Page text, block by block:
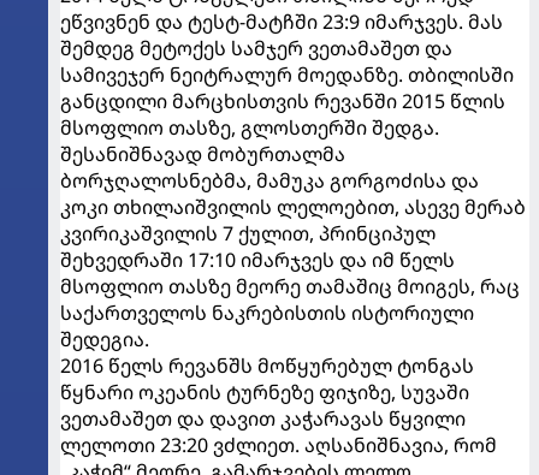
ეწვივნენ და ტესტ-მატჩში 23:9 იმარჯვეს. მას
შემდეგ მეტოქეს სამჯერ ვეთამაშეთ და
სამივეჯერ ნეიტრალურ მოედანზე. თბილისში
განცდილი მარცხისთვის რევანში 2015 წლის
მსოფლიო თასზე, გლოსთერში შედგა.
შესანიშნავად მობურთალმა
ბორჯღალოსნებმა, მამუკა გორგოძისა და
კოკი თხილაიშვილის ლელოებით, ასევე მერაბ
კვირიკაშვილის 7 ქულით, პრინციპულ
შეხვედრაში 17:10 იმარჯვეს და იმ წელს
მსოფლიო თასზე მეორე თამაშიც მოიგეს, რაც
საქართველოს ნაკრებისთის ისტორიული
შედეგია.
2016 წელს რევანშს მოწყურებულ ტონგას
წყნარი ოკეანის ტურნეზე ფიჯიზე, სუვაში
ვეთამაშეთ და დავით კაჭარავას წყვილი
ლელოთი 23:20 ვძლიეთ. აღსანიშნავია, რომ